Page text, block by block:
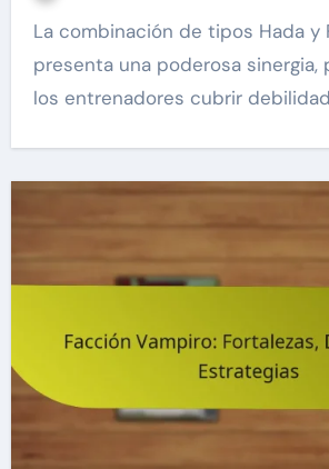
La combinación de tipos Hada y Fantasma
presenta una poderosa sinergia,
los entrenadores cubrir